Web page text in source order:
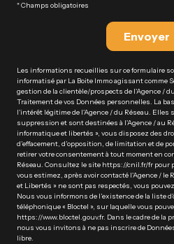
* Champs obligatoires
Envoyer
Les informations recueillies sur ce formulaire
informatisé par La Boite Immo agissant
gestion de la clientèle/prospects de l'Agence /
Traitement de vos Données personnelles. La
l'intérêt légitime de l'Agence / du Réseau. Elles
suppression et sont destinées à l'Agence / au
informatique et libertés », vous disposez des
d’effacement, d’opposition, de limitation et de
retirer votre consentement à tout moment en
Réseau. Consultez le site https://cnil.fr/fr pour
vous estimez, après avoir contacté l'Agence / le
et Libertés » ne sont pas respectés, vous
Nous vous informons de l’existence de la liste
téléphonique « Bloctel », sur laquelle vous
https://www.bloctel.gouv.fr. Dans le cadre de la
nous vous invitons à ne pas inscrire de
libre.